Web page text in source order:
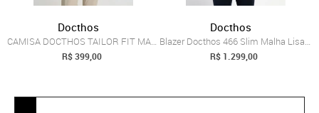
Docthos
CAMISA DOCTHOS TAILOR FIT MANGA LONGA PR...
R$ 399,00
Docthos
Blazer Docthos 466 Slim Malha Lisa Blaze...
R$ 1.299,00